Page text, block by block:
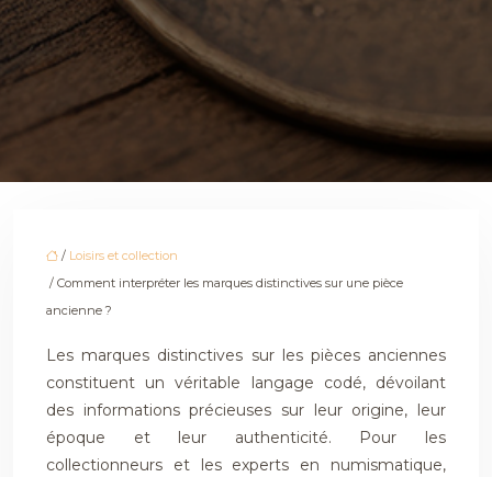
/ Loisirs et collection
/ Comment interpréter les marques distinctives sur une pièce
ancienne ?
Les marques distinctives sur les pièces anciennes
constituent un véritable langage codé, dévoilant
des informations précieuses sur leur origine, leur
époque et leur authenticité. Pour les
collectionneurs et les experts en numismatique,